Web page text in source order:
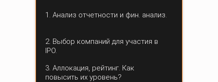
1. Анализ отчетности и фин. анализ.
2. Выбор компаний для участия в
IPO.
3. Аллокация, рейтинг. Как
повысить их уровень?